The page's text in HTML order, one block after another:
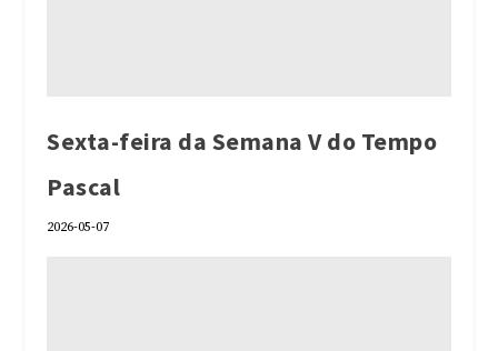
Sexta-feira da Semana V do Tempo
Pascal
2026-05-07